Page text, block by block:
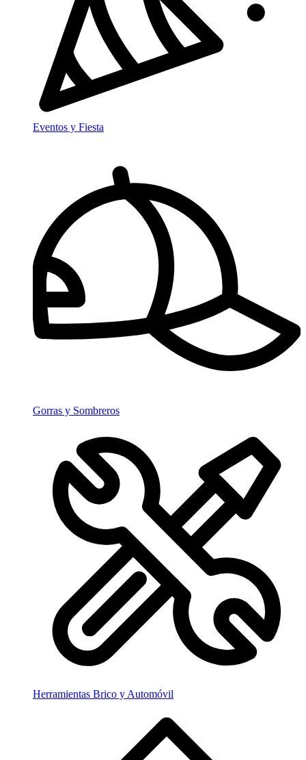
Eventos y Fiesta
Gorras y Sombreros
Herramientas Brico y Automóvil